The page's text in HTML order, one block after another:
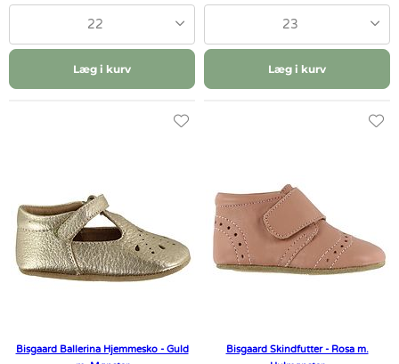
22
Læg i kurv
23
Læg i kurv
Bisgaard Ballerina Hjemmesko - Guld
Bisgaard Skindfutter - Rosa m.